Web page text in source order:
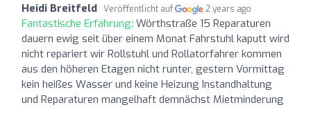
Heidi Breitfeld Veröffentlicht auf 2 years ago
Fantastische Erfahrung: Wörthstraße 15 Reparaturen
dauern ewig seit über einem Monat Fahrstuhl kaputt wird
nicht repariert wir Rollstuhl und Rollatorfahrer kommen
aus den höheren Etagen nicht runter, gestern Vormittag
kein heißes Wasser und keine Heizung Instandhaltung
und Reparaturen mangelhaft demnächst Mietminderung